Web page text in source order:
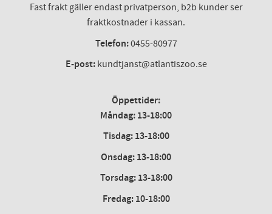
Fast frakt gäller endast privatperson, b2b kunder ser
fraktkostnader i kassan.
Telefon:0455-80977
E-post:kundtjanst@atlantiszoo.se
Öppettider:
Måndag: 13-18:00
Tisdag: 13-18:00
Onsdag:13-18:00
Torsdag:13-18:00
Fredag:10-18:00